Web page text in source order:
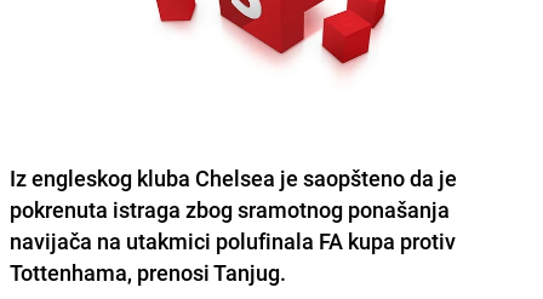
Iz engleskog kluba Chelsea je saopšteno da je
pokrenuta istraga zbog sramotnog ponašanja
navijača na utakmici polufinala FA kupa protiv
Tottenhama, prenosi Tanjug.